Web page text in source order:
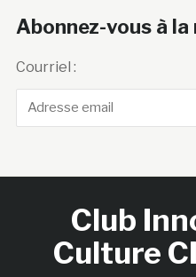
Abonnez-vous à
Courriel :
Club
Culture